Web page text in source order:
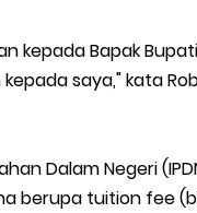
kepada Bapak
saya," kata
Dalam Negeri
berupa tuition fee